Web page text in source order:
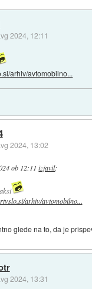
2024, 12:11
arhiv/avtomobilno...
2024, 13:02
ob 12:11 izjavil:
arhiv/avtomobilno...
glede na to, da je
2024, 13:31